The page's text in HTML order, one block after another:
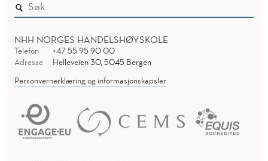
NHH NORGES HANDELSHØYSKOLE
Telefon
+47 55 95 90 00
Adresse
Helleveien 30, 5045 Bergen
Personvernerklæring og informasjonskapsler